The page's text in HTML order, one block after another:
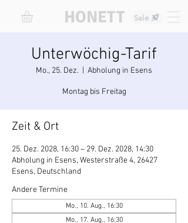
Sale
HONETT
Unterwöchig-Tarif
Mo., 25. Dez. Abholung in Esens
Montag bis Freitag
Zeit & Ort
25. Dez. 2028, 16:30 – 29. Dez. 2028, 14:30
Abholung in Esens, Westerstraße 4, 26427
Esens, Deutschland
Andere Termine
Mo., 10. Aug., 16:30
Mo., 17. Aug., 16:30